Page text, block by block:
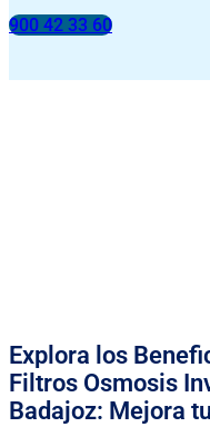
900 42 33 60
Explora los
Filtros Osmosis
Badajoz: Mejora